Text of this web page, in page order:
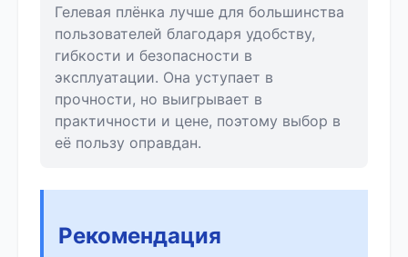
Гелевая плёнка лучше для большинства
пользователей благодаря удобству,
гибкости и безопасности в
эксплуатации. Она уступает в
прочности, но выигрывает в
практичности и цене, поэтому выбор в
её пользу оправдан.
Рекомендация